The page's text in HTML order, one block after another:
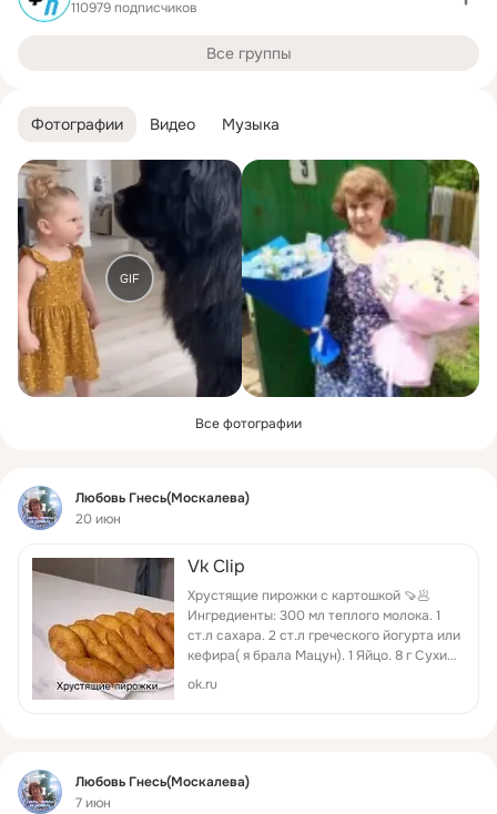
Фотографии Видео Музыка
GIF
Все фотографии
Фид
Любовь Гнесь(Москалева)
20 июн
Vk Clip
Хрустящие пирожки с картошкой 🍠🥟
Ингредиенты: 300 мл теплого молока. 1
ст.л сахара. 2 ст.л греческого йогурта или
кефира( я брала Мацун). 1 Яйцо. 8 г Сухих
дрожжей (или 24 г свежих). 500 г муки. 1
Лук жаренный. Укроп. Оставь любую
ok.ru
Фид
Любовь Гнесь(Москалева)
7 июн
110979 подписчиков
Все группы